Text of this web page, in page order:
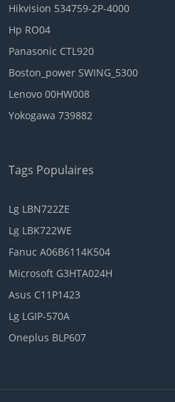
Hikvision 534759-2P-4000
Hp RO04
Panasonic CTL920
Boston_power SWING_5300
Lenovo 00HW008
Yokogawa 739882
Tags Populaires
Lg LBN722ZE
Lg LBK722WE
Fanuc A06B6114K504
Microsoft G3HTA024H
Asus C11P1423
Lg LGIP-570A
Oneplus BLP607